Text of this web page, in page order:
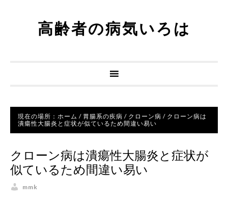
高齢者の病気いろは
現在の場所： ホーム / 胃腸系の疾病 / クローン病 / クローン病は
潰瘍性大腸炎と症状が似ているため間違い易い
クローン病は潰瘍性大腸炎と症状が
似ているため間違い易い
mmk